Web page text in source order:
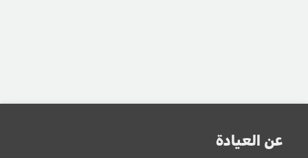
عن العيادة